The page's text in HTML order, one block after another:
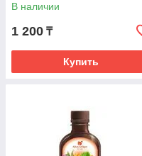
В наличии
1 200 ₸
Купить